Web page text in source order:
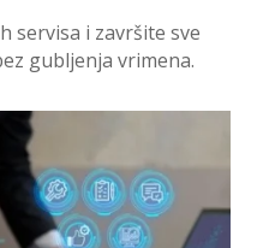
servisa i završite sve
gubljenja vrimena.